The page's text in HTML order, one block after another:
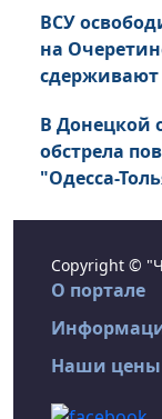
ВСУ
на
В Донецкой
обстрела
"Одесса-
Copyright ©
О портале
Наши цены